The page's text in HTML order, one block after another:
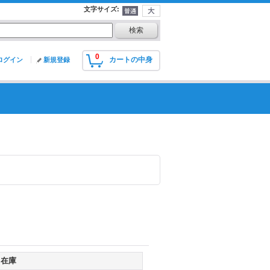
文字サイズ:
0 カートの中身
グイン 新規登録
在庫